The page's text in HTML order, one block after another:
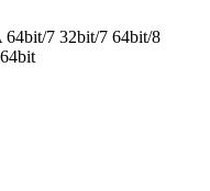
7 32bit/7 64bit/8